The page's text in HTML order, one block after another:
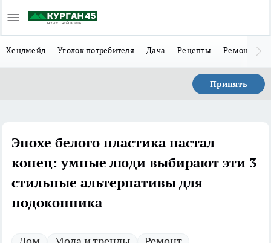
Хендмейд Уголок потребителя Дача Рецепты Ремонт
Принять
Эпохе белого пластика настал
конец: умные люди выбирают эти 3
стильные альтернативы для
подоконника